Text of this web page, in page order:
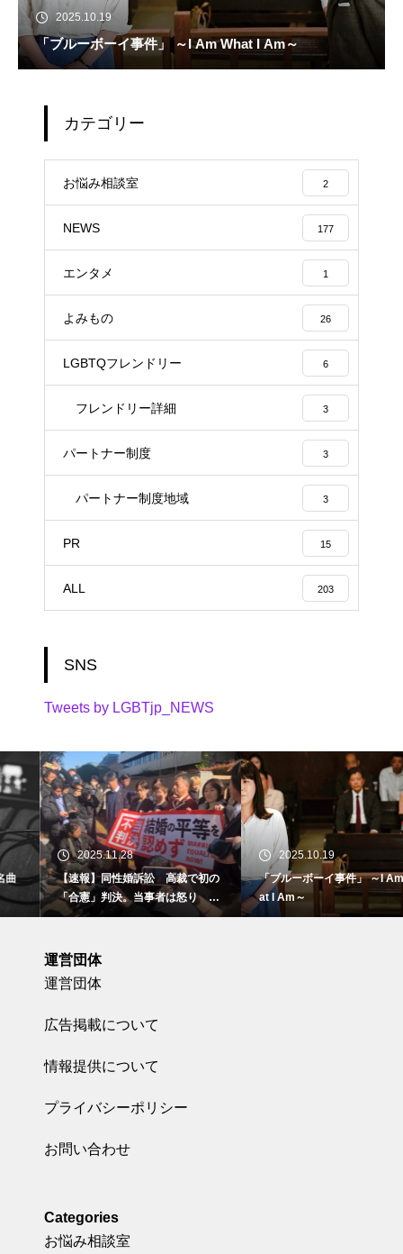
2025.10.19
「ブルーボーイ事件」 ～I Am What I Am～
カテゴリー
お悩み相談室 2
NEWS 177
エンタメ 1
よみもの 26
LGBTQフレンドリー 6
フレンドリー詳細 3
パートナー制度 3
パートナー制度地域 3
PR 15
ALL 203
SNS
Tweets by LGBTjp_NEWS
2025.11.28
【速報】同性婚訴訟 高裁で初の
「合憲」判決。当事者は怒り 東
京地裁で
2025.10.19
「ブルーボーイ事件」 ～I Am Wh
at I Am～
運営団体
運営団体
広告掲載について
情報提供について
プライバシーポリシー
お問い合わせ
Categories
お悩み相談室